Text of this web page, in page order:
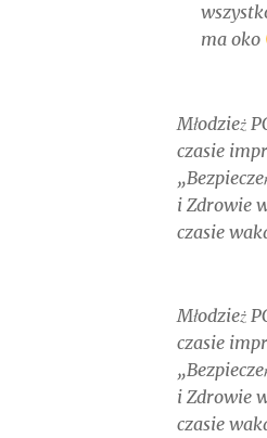
ma oko
Młodzież
czasie
i Zdrowie
czasie
Młodzież
czasie
i Zdrowie
czasie